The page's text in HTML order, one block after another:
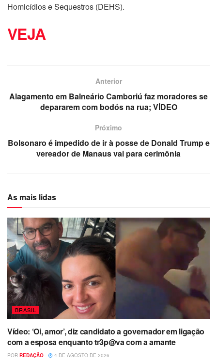
Homicídios e Sequestros (DEHS).
VEJA
Anterior
Alagamento em Balneário Camboriú faz moradores se
depararem com bodós na rua; VÍDEO
Próximo
Bolsonaro é impedido de ir à posse de Donald Trump e
vereador de Manaus vai para cerimônia
As mais lidas
BRASIL
Vídeo: ‘Oi, amor’, diz candidato a governador em ligação
com a esposa enquanto tr3p@va com a amante
POR REDAÇÃO 4 DE AGOSTO DE 2026